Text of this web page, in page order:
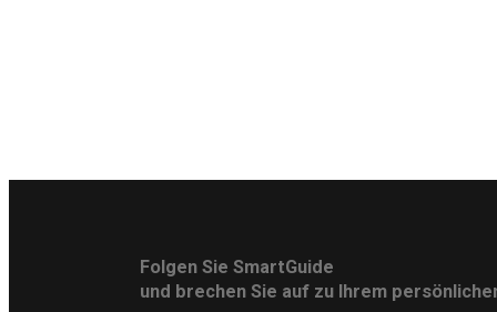
Folgen Sie SmartGuide
und brechen Sie auf zu Ihrem